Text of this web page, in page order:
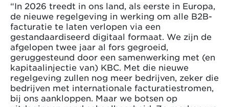
“In 2026 treedt in ons land, als eerste in Europa,
de nieuwe regelgeving in werking om alle B2B-
facturatie te laten verlopen via een
gestandaardiseerd digitaal formaat. We zijn de
afgelopen twee jaar al fors gegroeid,
geruggesteund door een samenwerking met (en
kapitaalinjectie van) KBC. Met die nieuwe
regelgeving zullen nog meer bedrijven, zeker die
bedrijven met internationale facturatiestromen,
bij ons aankloppen. Maar we botsen op